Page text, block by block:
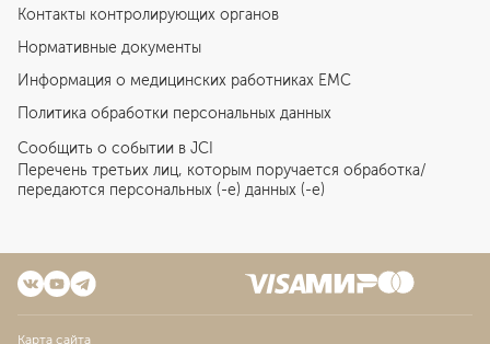
Контакты контролирующих органов
Нормативные документы
Информация о медицинских работниках EMC
Политика обработки персональных данных
Сообщить о событии в JCI
Перечень третьих лиц, которым поручается обработка/
передаются персональных (-е) данных (-е)
Карта сайта